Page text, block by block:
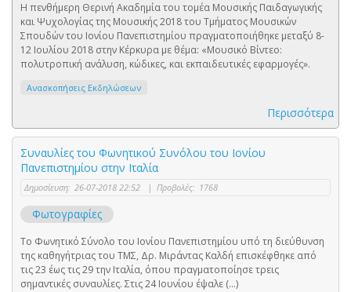
Η πενθήμερη Θερινή Ακαδημία του τομέα Μουσικής Παιδαγωγικής
και Ψυχολογίας της Μουσικής 2018 του Τμήματος Μουσικών
Σπουδών του Ιονίου Πανεπιστημίου πραγματοποιήθηκε μεταξύ 8-
12 Ιουλίου 2018 στην Κέρκυρα με θέμα: «Μουσικό Βίντεο:
πολυτροπική ανάλυση, κώδικες, και εκπαιδευτικές εφαρμογές».
Ανασκοπήσεις Εκδηλώσεων
Περισσότερα
Συναυλίες του Φωνητικού Συνόλου του Ιονίου
Πανεπιστημίου στην Ιταλία
Δημοσίευση: 26-07-2018 22:52 | Προβολές: 1768
Φωτογραφίες
Το Φωνητικό Σύνολο του Ιονίου Πανεπιστημίου υπό τη διεύθυνση
της καθηγήτριας του ΤΜΣ, Δρ. Μιράντας Καλδή επισκέφθηκε από
τις 23 έως τις 29 την Ιταλία, όπου πραγματοποίησε τρεις
σημαντικές συναυλίες. Στις 24 Ιουνίου έψαλε (...)